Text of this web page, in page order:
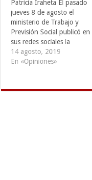
Patricia Iraheta El pasado
jueves 8 de agosto el
ministerio de Trabajo y
Previsión Social publicó en
sus redes sociales la
convocatoria para la
instalación del Consejo
ello se estarían resolviendo
14 agosto, 2019
En «Opiniones»